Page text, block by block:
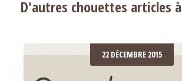
D'autres chouettes articles
22 DÉCEMBRE 2015